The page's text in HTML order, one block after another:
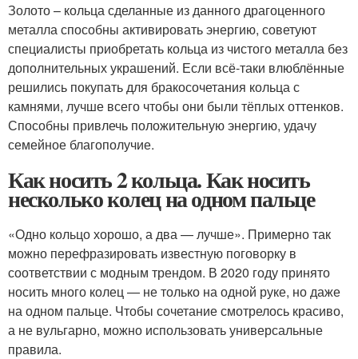
Золото – кольца сделанные из данного драгоценного
металла способны активировать энергию, советуют
специалисты приобретать кольца из чистого металла без
дополнительных украшений. Если всё-таки влюблённые
решились покупать для бракосочетания кольца с
камнями, лучше всего чтобы они были тёплых оттенков.
Способны привлечь положительную энергию, удачу
семейное благополучие.
Как носить 2 кольца. Как носить
несколько колец на одном пальце
«Одно кольцо хорошо, а два — лучше». Примерно так
можно перефразировать известную поговорку в
соответствии с модным трендом. В 2020 году принято
носить много колец — не только на одной руке, но даже
на одном пальце. Чтобы сочетание смотрелось красиво,
а не вульгарно, можно использовать универсальные
правила.